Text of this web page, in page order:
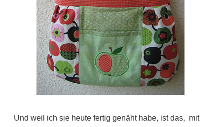
Und weil ich sie heute fertig genäht habe, ist das, mit